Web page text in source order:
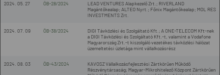
2024. 05. 27 ÖB-28/2024
LEAD VENTURES Alapkezelő Zrt.; RIVERLAND
Magántőkealap; ALTEO Nyrt.; Főnix Magántőkealap; MOL RES
INVESTMENTS Zrt.
2024. 07. 09 ÖB-38/2024
DIGI Távközlési és Szolgáltató Kft.; A ONE-TELECOM Kft-nek
a DIGI Távközlési és Szolgáltató Kft.-t, valamint a Vodafone
Magyarország Zrt.-t kiszolgáló vezetékes távközlési hálózat
üzemeltetési üzletága mint vállalkozásrész
2024. 08. 03 ÖB-43/2024
KAVOSZ Vállalkozásfejlesztési Zártkörűen Működő
Részvénytársaság; Magyar-Mikrohitelező Központ Zártkörűen